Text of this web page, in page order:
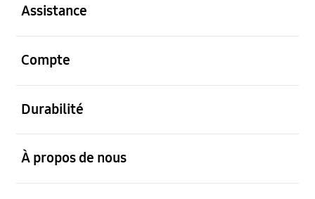
Assistance
Compte
Durabilité
À propos de nous